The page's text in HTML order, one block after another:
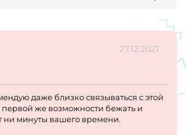
27.12.2021
даже близко связываться с этой
же возможности бежать и
ни минуты вашего времени.